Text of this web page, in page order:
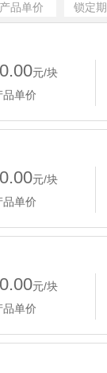
产品单价 锁定期
元/块
品单价
元/块
品单价
元/块
品单价